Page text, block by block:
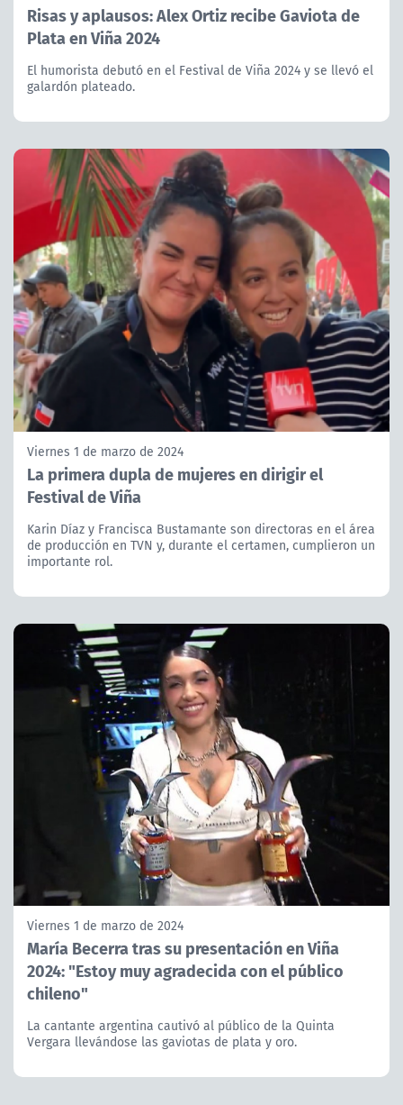
Risas y aplausos: Alex Ortiz recibe Gaviota de
Plata en Viña 2024
El humorista debutó en el Festival de Viña 2024 y se llevó el
galardón plateado.
Viernes 1 de marzo de 2024
La primera dupla de mujeres en dirigir el
Festival de Viña
Karin Díaz y Francisca Bustamante son directoras en el área
de producción en TVN y, durante el certamen, cumplieron un
importante rol.
Viernes 1 de marzo de 2024
María Becerra tras su presentación en Viña
2024: "Estoy muy agradecida con el público
chileno"
La cantante argentina cautivó al público de la Quinta
Vergara llevándose las gaviotas de plata y oro.